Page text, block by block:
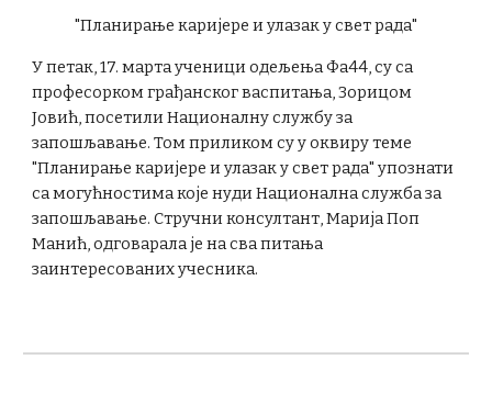
"Планирање каријере и улазак у свет рада"
У петак, 17. марта ученици одељења Фа44, су са
професорком грађанског васпитања, Зорицом
Јовић, посетили Националну службу за
запошљавање. Том приликом су у оквиру теме
"Планирање каријере и улазак у свет рада" упознати
са могућностима које нуди Национална служба за
запошљавање. Стручни консултант, Марија Поп
Манић, одговарала је на сва питања
заинтересованих учесника.